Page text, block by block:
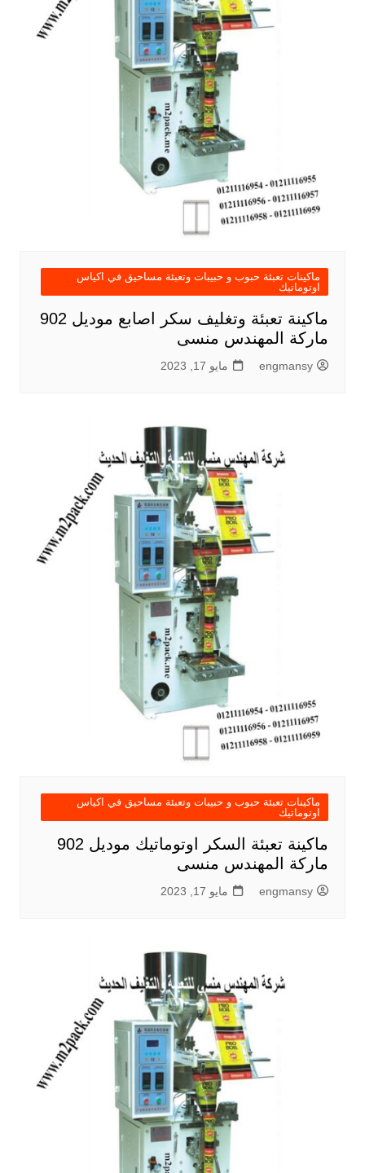
ماكينات تعبئة حبوب و حبيبات وتعبئة مساحيق في اكياس
اوتوماتيك
ماكينة تعبئة وتغليف سكر اصابع موديل 902
ماركة المهندس منسى
engmansy مايو 17, 2023
ماكينات تعبئة حبوب و حبيبات وتعبئة مساحيق في اكياس
اوتوماتيك
ماكينة تعبئة السكر اوتوماتيك موديل 902
ماركة المهندس منسى
engmansy مايو 17, 2023